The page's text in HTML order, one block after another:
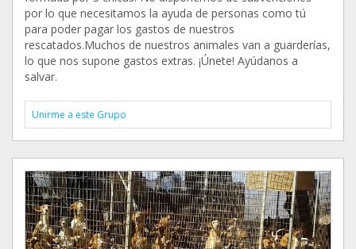
por lo que necesitamos la ayuda de personas como tú
para poder pagar los gastos de nuestros
rescatados.Muchos de nuestros animales van a guarderías,
lo que nos supone gastos extras. ¡Únete! Ayúdanos a
salvar.
Unirme a este Grupo